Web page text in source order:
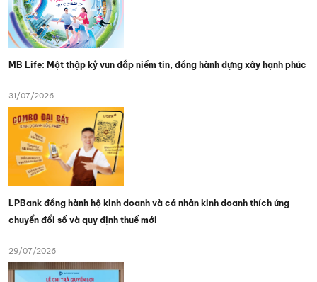
MB Life: Một thập kỷ vun đắp niềm tin, đồng hành dựng xây hạnh phúc
31/07/2026
LPBank đồng hành hộ kinh doanh và cá nhân kinh doanh thích ứng
chuyển đổi số và quy định thuế mới
29/07/2026